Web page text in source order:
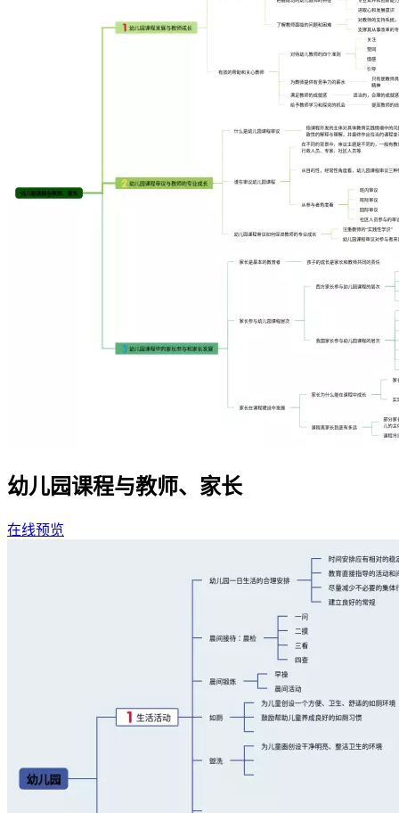
幼儿园课程与教师、家长
在线预览